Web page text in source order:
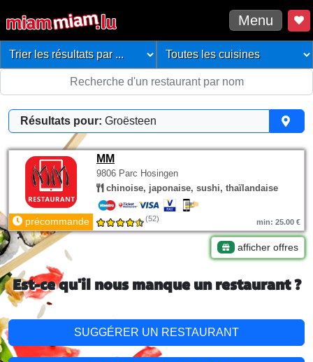
Menu
Résultats pour: Groësteen
MM
9806 Parc Hosingen
chinoise, japonaise, sushi, thaïlandaise
précommande (52) min: 25.00 €
afficher offres
Est-ce qu'il nous manque un restaurant ?
SUGGÉRER UN RESTAURANT